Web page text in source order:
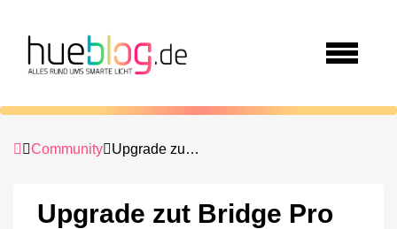
Community Upgrade zut Bridge Pro
Upgrade zut Bridge Pro